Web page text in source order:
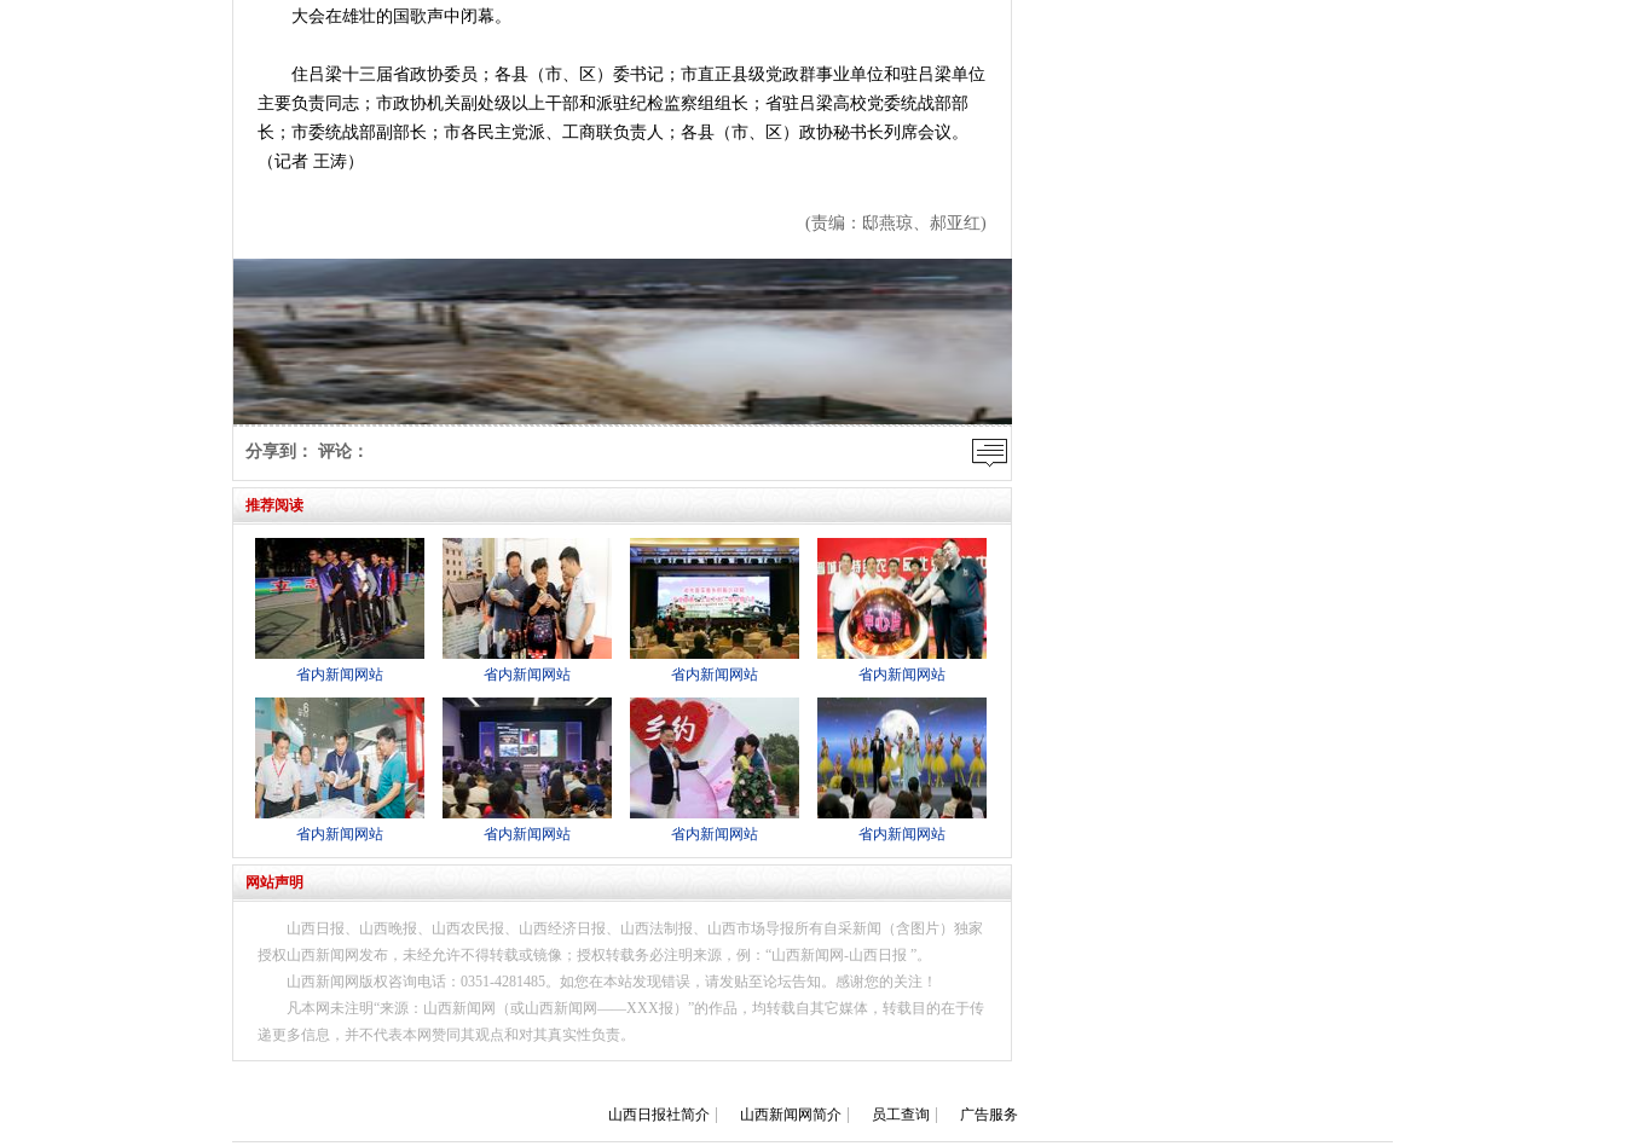
大会在雄壮的国歌声中闭幕。
住吕梁十三届省政协委员；各县（市、区）委书记；市直正县级党政群事业单位和驻吕梁单位
主要负责同志；市政协机关副处级以上干部和派驻纪检监察组组长；省驻吕梁高校党委统战部部
长；市委统战部副部长；市各民主党派、工商联负责人；各县（市、区）政协秘书长列席会议。
（记者 王涛）
(责编：邸燕琼、郝亚红)
分享到： 评论：
推荐阅读
省内新闻网站 省内新闻网站 省内新闻网站 省内新闻网站
省内新闻网站 省内新闻网站 省内新闻网站 省内新闻网站
网站声明
山西日报、山西晚报、山西农民报、山西经济日报、山西法制报、山西市场导报所有自采新闻（含图片）独家
授权山西新闻网发布，未经允许不得转载或镜像；授权转载务必注明来源，例：“山西新闻网-山西日报 ”。
山西新闻网版权咨询电话：0351-4281485。如您在本站发现错误，请发贴至论坛告知。感谢您的关注！
凡本网未注明“来源：山西新闻网（或山西新闻网——XXX报）”的作品，均转载自其它媒体，转载目的在于传
递更多信息，并不代表本网赞同其观点和对其真实性负责。
山西日报社简介| 山西新闻网简介| 员工查询 广告服务